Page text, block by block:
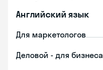
Английский язык
Для маркетологов
Деловой - для бизнеса